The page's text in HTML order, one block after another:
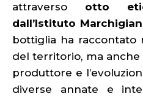
attraverso otto
dall’Istituto
bottiglia ha raccontato
del territorio, ma
produttore e
diverse annate e